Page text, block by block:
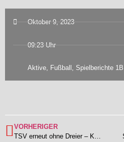
Oktober 9, 2023
09:23 Uhr
Aktive Fußball Spielberichte 1B
VORHERIGER
TSV erneut ohne Dreier – Knappe Niederlage in Lützel-Wiebelsbach